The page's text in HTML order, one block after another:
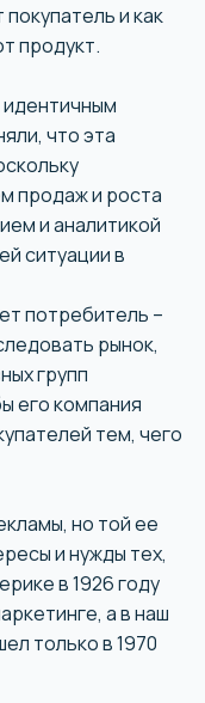
и как
продукт.
что эта
продаж и роста
и аналитикой
ситуации в
потребитель –
рынок,
групп
его компания
тем, чего
но той ее
и нужды тех,
в 1926 году
а в наш
только в 1970